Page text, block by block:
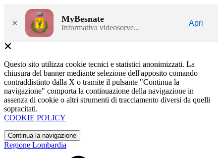
× MyBesnate
Informativa videosorve...
Apri
Questo sito utilizza cookie tecnici e statistici anonimizzati. La
chiusura del banner mediante selezione dell'apposito comando
contraddistinto dalla X o tramite il pulsante "Continua la
navigazione" comporta la continuazione della navigazione in
assenza di cookie o altri strumenti di tracciamento diversi da quelli
sopracitati.
COOKIE POLICY
Continua la navigazione
Regione Lombardia